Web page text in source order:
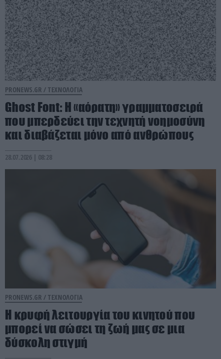
PRONEWS.GR / ΤΕΧΝΟΛΟΓΙΑ
Ghost Font: Η «αόρατη» γραμματοσειρά
που μπερδεύει την τεχνητή νοημοσύνη
και διαβάζεται μόνο από ανθρώπους
28.07.2026 | 08:28
PRONEWS.GR / ΤΕΧΝΟΛΟΓΙΑ
Η κρυφή λειτουργία του κινητού που
μπορεί να σώσει τη ζωή μας σε μια
δύσκολη στιγμή